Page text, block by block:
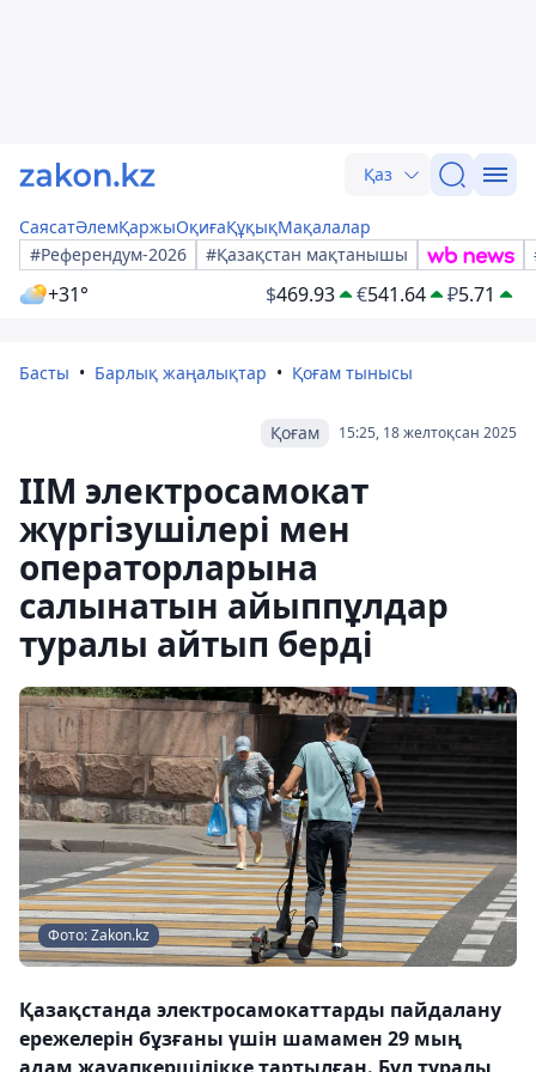
Қаз
СаясатӘлемҚаржыОқиғаҚұқықМақалалар
#Референдум-2026
#Қазақстан мақтанышы
+31° $469.93 €541.64 ₽5.71
Басты Барлық жаңалықтар Қоғам тынысы
15:25, 18 желтоқсан 2025
Қоғам
ІІМ электросамокат
жүргізушілері мен
операторларына
салынатын айыппұлдар
туралы айтып берді
Фото: Zakon.kz
Қазақстанда электросамокаттарды пайдалану
ережелерін бұзғаны үшін шамамен 29 мың